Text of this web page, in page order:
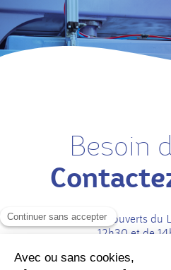
Besoin
Nos bureaux sont ouverts du
12h30 et de